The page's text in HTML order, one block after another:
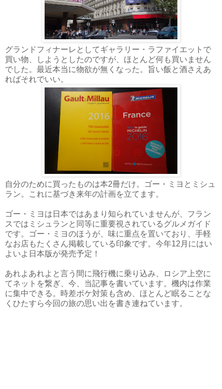
グランドフィナーレとしてギャラリー・ラファイエットで
買い物、しようとしたのですが、ほとんど何も買いません
でした。最近本当に物欲が無くなった。旨い飯と酒さえあ
ればそれでいい。
自分のために買ったものは本2冊だけ。ゴー・ミヨとミシュ
ラン。これに基づき来年の計画を立てます。
ゴー・ミヨは日本ではあまり知られていませんが、フラン
スではミシュランと同等に重要視されているグルメガイド
です。ゴー・ミヨのほうが、味に重点を置いており、手軽
なお店もたくさん掲載している印象です。今年12月にはい
よいよ日本版が発売予定！
あれよあれよと言う間に飛行機に乗り込み、ロシア上空に
てネットを繋ぎ、今、当記事を書いています。機内は作業
に集中できる。時差ボケ対策も含め、ほとんど眠ることな
くひたすら今回の旅の思い出を書き連ねています。